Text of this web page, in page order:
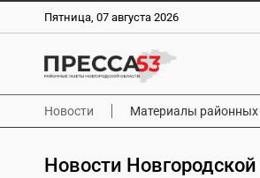
Пятница, 07 августа 2026
Новости Материалы районных
Новости Новгородской